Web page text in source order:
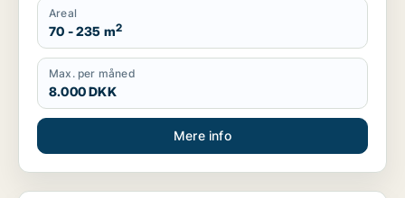
Areal
70 - 235 m2
Max. per måned
8.000 DKK
Mere info